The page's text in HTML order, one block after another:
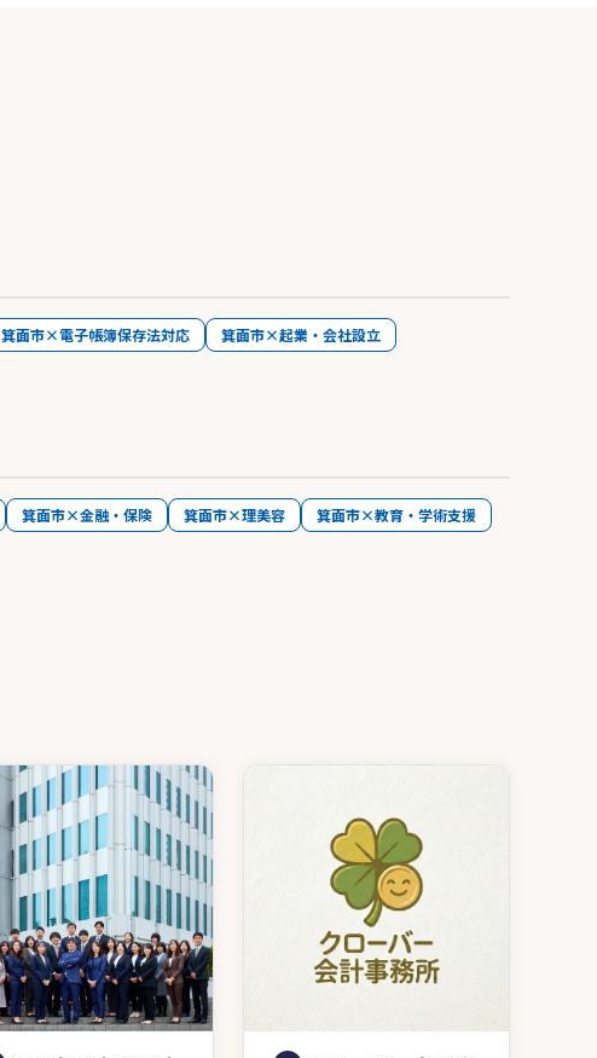
箕面市×電子帳簿保存法対応
箕面市×起業・会社設立
箕面市×金融・保険 箕面市×理美容
箕面市×教育・学術支援